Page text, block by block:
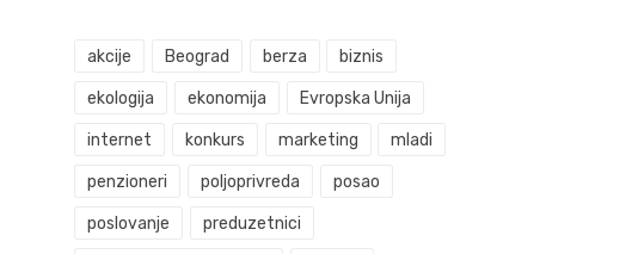
akcije Beograd berza biznis
ekologija ekonomija Evropska Unija
internet konkurs marketing mladi
penzioneri poljoprivreda posao
poslovanje preduzetnici